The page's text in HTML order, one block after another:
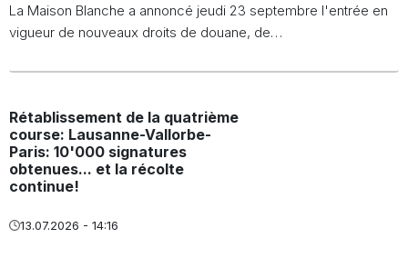
La Maison Blanche a annoncé jeudi 23 septembre l'entrée en
vigueur de nouveaux droits de douane, de…
Rétablissement de la quatrième
course: Lausanne-Vallorbe-
Paris: 10'000 signatures
obtenues... et la récolte
continue!
13.07.2026 - 14:16